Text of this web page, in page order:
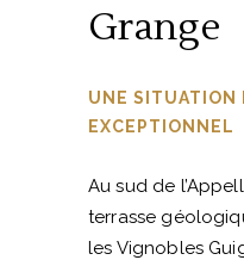
Grange
UNE SITUATION
EXCEPTIONNEL
Au sud de
terrasse
les Vignobles